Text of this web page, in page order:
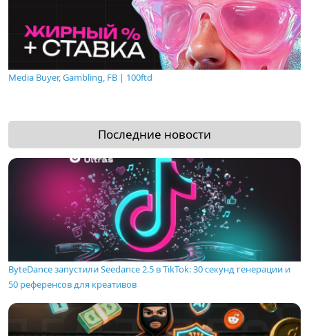
Media Buyer, Gambling, FB | 100ftd
Последние новости
ByteDance запустили Seedance 2.5 в TikTok: 30 секунд генерации и
50 референсов для креативов